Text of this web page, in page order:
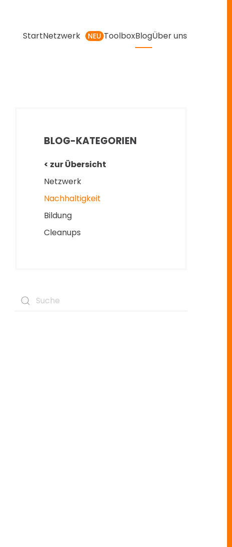
StartNetzwerk NEU ToolboxBlogÜber uns
BLOG-KATEGORIEN
< zur Übersicht
Netzwerk
Nachhaltigkeit
Bildung
Cleanups